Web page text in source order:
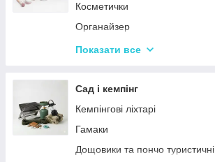
Косметички
Органайзер
Косметичні дзеркала
Стайлери
Плойки
Машинки для стриження
Воскоплави
Показати все
Сад і кемпінг
Кемпінгові ліхтарі
Гамаки
Дощовики та пончо туристичні